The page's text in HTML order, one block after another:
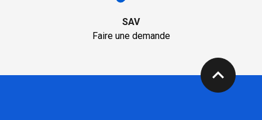
SAV
Faire une demande
expand_less